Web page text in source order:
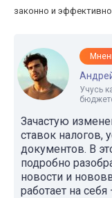
законно и
Учусь
Зачастую
ставок налогов,
документов. В
подробно
новости и
работает на